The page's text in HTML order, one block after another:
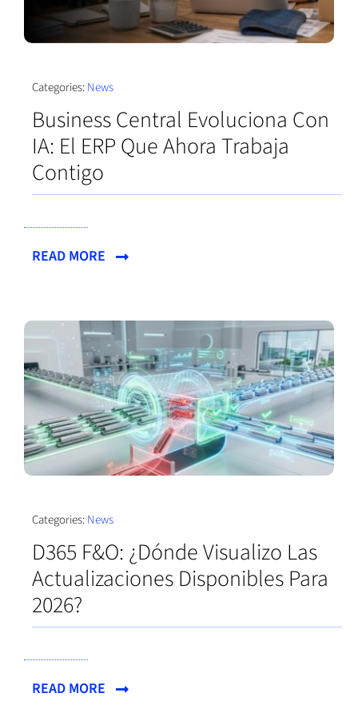
Categories:News
Business Central Evoluciona Con
IA: El ERP Que Ahora Trabaja
Contigo
READ MORE
Categories:News
D365 F&O: ¿Dónde Visualizo Las
Actualizaciones Disponibles Para
2026?
READ MORE